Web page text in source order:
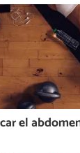
el